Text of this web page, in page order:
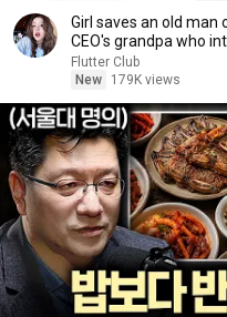
Girl saves an old man
CEO's grandpa who
Flutter Club
New
179K views